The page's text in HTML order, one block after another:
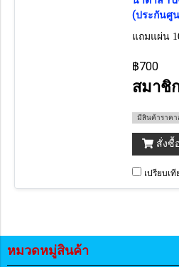
(ประกันศู
แถมแผ่น
฿700
สมาชิ
มีสินค้าราคา
สั่งซื้
เปรียบเที
หมวดหมู่สินค้า